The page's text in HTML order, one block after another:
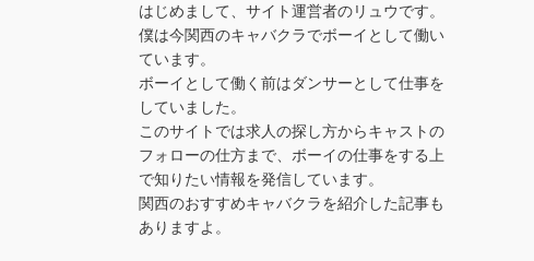
はじめまして、サイト運営者のリュウです。
僕は今関西のキャバクラでボーイとして働い
ています。
ボーイとして働く前はダンサーとして仕事を
していました。
このサイトでは求人の探し方からキャストの
フォローの仕方まで、ボーイの仕事をする上
で知りたい情報を発信しています。
関西のおすすめキャバクラを紹介した記事も
ありますよ。